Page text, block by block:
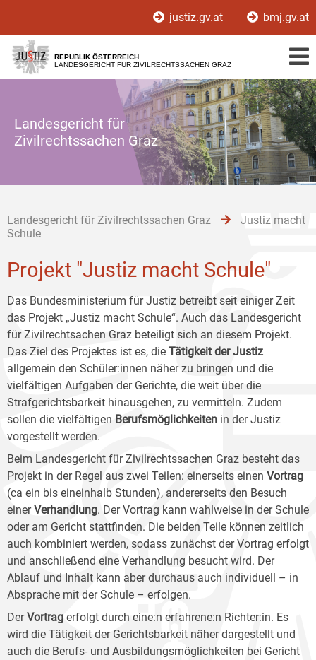
[1]
[2]
[3]
justiz.gv.at bmj.gv.at
REPUBLIK ÖSTERREICH
LANDESGERICHT FÜR ZIVILRECHTSSACHEN GRAZ
Landesgericht für
Zivilrechtssachen Graz
Landesgericht für Zivilrechtssachen Graz
Justiz macht
Schule
Projekt "Justiz macht Schule"
Das Bundesministerium für Justiz betreibt seit einiger Zeit
das Projekt „Justiz macht Schule“. Auch das Landesgericht
für Zivilrechtsachen Graz beteiligt sich an diesem Projekt.
Das Ziel des Projektes ist es, die Tätigkeit der Justiz
allgemein den Schüler:innen näher zu bringen und die
vielfältigen Aufgaben der Gerichte, die weit über die
Strafgerichtsbarkeit hinausgehen, zu vermitteln. Zudem
sollen die vielfältigen Berufsmöglichkeiten in der Justiz
vorgestellt werden.
Beim Landesgericht für Zivilrechtssachen Graz besteht das
Projekt in der Regel aus zwei Teilen: einerseits einen Vortrag
(ca ein bis eineinhalb Stunden), andererseits den Besuch
einerVerhandlung. Der Vortrag kann wahlweise in der Schule
oder am Gericht stattfinden. Die beiden Teile können zeitlich
auch kombiniert werden, sodass zunächst der Vortrag erfolgt
und anschließend eine Verhandlung besucht wird. Der
Ablauf und Inhalt kann aber durchaus auch individuell – in
Absprache mit der Schule – erfolgen.
DerVortrag erfolgt durch eine:n erfahrene:n Richter:in. Es
wird die Tätigkeit der Gerichtsbarkeit näher dargestellt und
auch die Berufs- und Ausbildungsmöglichkeiten bei Gericht